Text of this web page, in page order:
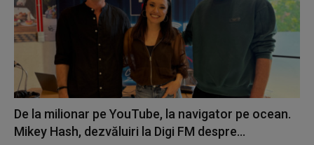
De la milionar pe YouTube, la navigator pe ocean.
Mikey Hash, dezvăluiri la Digi FM despre...